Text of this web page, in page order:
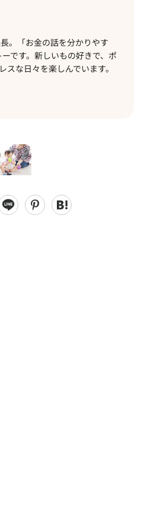
。「お金の話を分かりやす
です。新しいもの好きで、ポ
な日々を楽しんでいます。